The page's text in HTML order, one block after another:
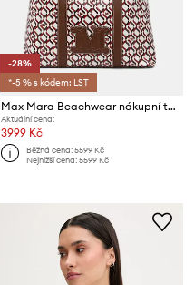
-28%
*-5 % s kódem: LST
Max Mara Beachwear nákupní taška dámská z imitace kůže FARNETO
Aktuální cena:
3999 Kč
Běžná cena:5599 Kč
Nejnižší cena:5599 Kč